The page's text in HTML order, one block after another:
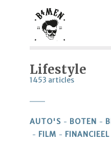
Lifestyle
1453 articles
AUTO'S BOTEN
FILM
FINANCIEEL